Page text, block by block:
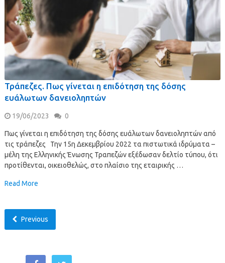
Τράπεζες. Πως γίνεται η επιδότηση της δόσης
ευάλωτων δανειοληπτών
19/06/2023 0
Πως γίνεται η επιδότηση της δόσης ευάλωτων δανειοληπτών από
τις τράπεζες Την 15η Δεκεμβρίου 2022 τα πιστωτικά ιδρύματα –
μέλη της Ελληνικής Ένωσης Τραπεζών εξέδωσαν δελτίο τύπου, ότι
προτίθενται, οικειοθελώς, στο πλαίσιο της εταιρικής …
Read More
Previous